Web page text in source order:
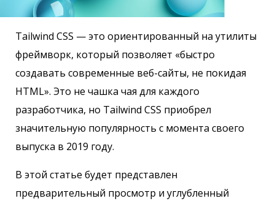
Tailwind CSS — это ориентированный на утилиты
фреймворк, который позволяет «быстро
создавать современные веб-сайты, не покидая
HTML». Это не чашка чая для каждого
разработчика, но Tailwind CSS приобрел
значительную популярность с момента своего
выпуска в 2019 году.
В этой статье будет представлен
предварительный просмотр и углубленный